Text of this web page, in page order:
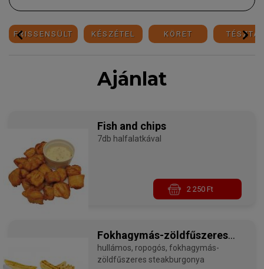
FRISSENSÜLT KÉSZÉTEL KÖRET TÉSZTA
Ajánlat
Fish and chips
7db halfalatkával
2 250 Ft
Fokhagymás-zöldfűszeres
steakburgonya
hullámos, ropogós, fokhagymás-
zöldfűszeres steakburgonya